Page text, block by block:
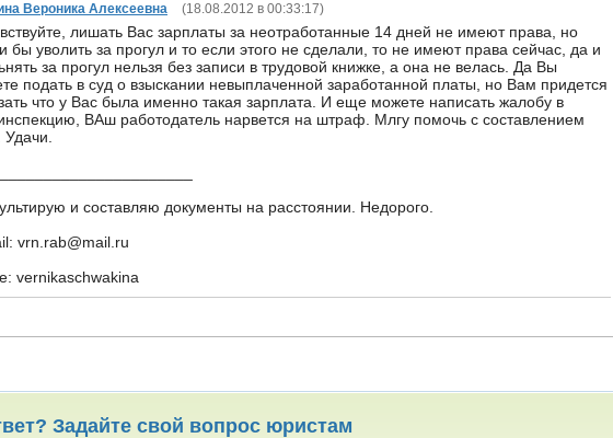
Вероника Алексеевна (18.08.2012 в 00:33:17)
лишать Вас зарплаты за неотработанные 14 дней не имеют права, но
бы уволить за прогул и то если этого не сделали, то не имеют права сейчас, да и
за прогул нельзя без записи в трудовой книжке, а она не велась. Да Вы
подать в суд о взыскании невыплаченной заработанной платы, но Вам придется
что у Вас была именно такая зарплата. И еще можете написать жалобу в
ВАш работодатель нарвется на штраф. Млгу помочь с составлением
Удачи.
и составляю документы на расстоянии. Недорого.
vrn.rab@mail.ru
vernikaschwakina
Задайте свой вопрос юристам